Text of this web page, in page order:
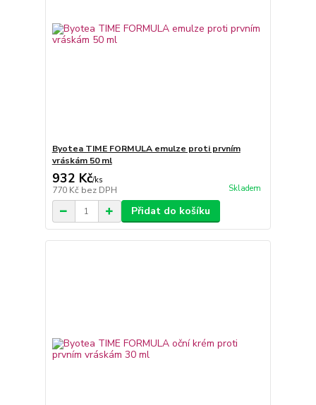
Byotea TIME FORMULA emulze proti prvním
vráskám 50 ml
932 Kč/ks
770 Kč bez DPH Skladem
Přidat do košíku